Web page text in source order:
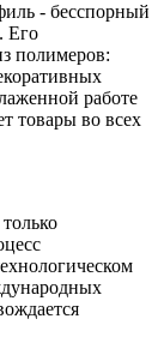
- бесспорный
Его
полимеров:
работе
товары во всех